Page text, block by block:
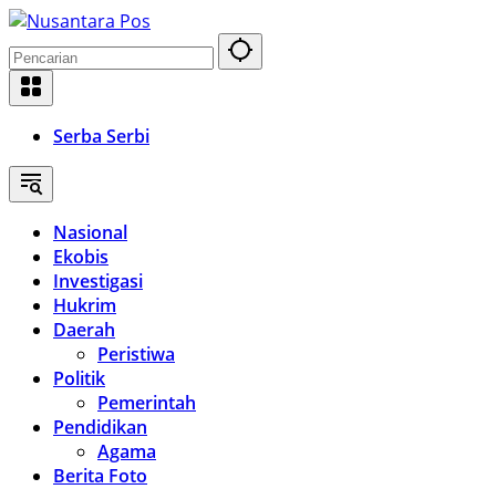
Langsung
ke
konten
Serba Serbi
Nasional
Ekobis
Investigasi
Hukrim
Daerah
Peristiwa
Politik
Pemerintah
Pendidikan
Agama
Berita Foto